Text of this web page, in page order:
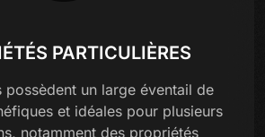
PARTICULIÈRES
possèdent un large éventail de
et idéales pour plusieurs
notamment des propriétés